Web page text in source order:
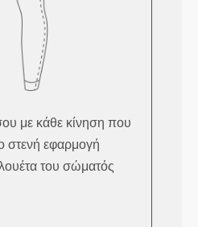
με κάθε κίνηση που
στενή εφαρμογή
του σώματός